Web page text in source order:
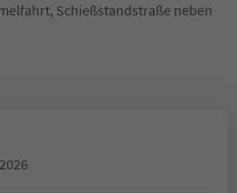
Schießstandstraße neben